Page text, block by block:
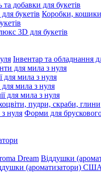
та добавки для букетів
Коробки, кошики,
3D для букетів
Інвентар та обладнання
для мила з нуля
для мила з нуля
мила з нуля
для мила з нуля
пудри, скраби, глини
Форми для
Віддушки
(ароматизатори) США